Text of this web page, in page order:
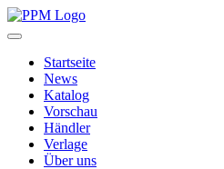
Startseite
News
Katalog
Vorschau
Händler
Verlage
Über uns